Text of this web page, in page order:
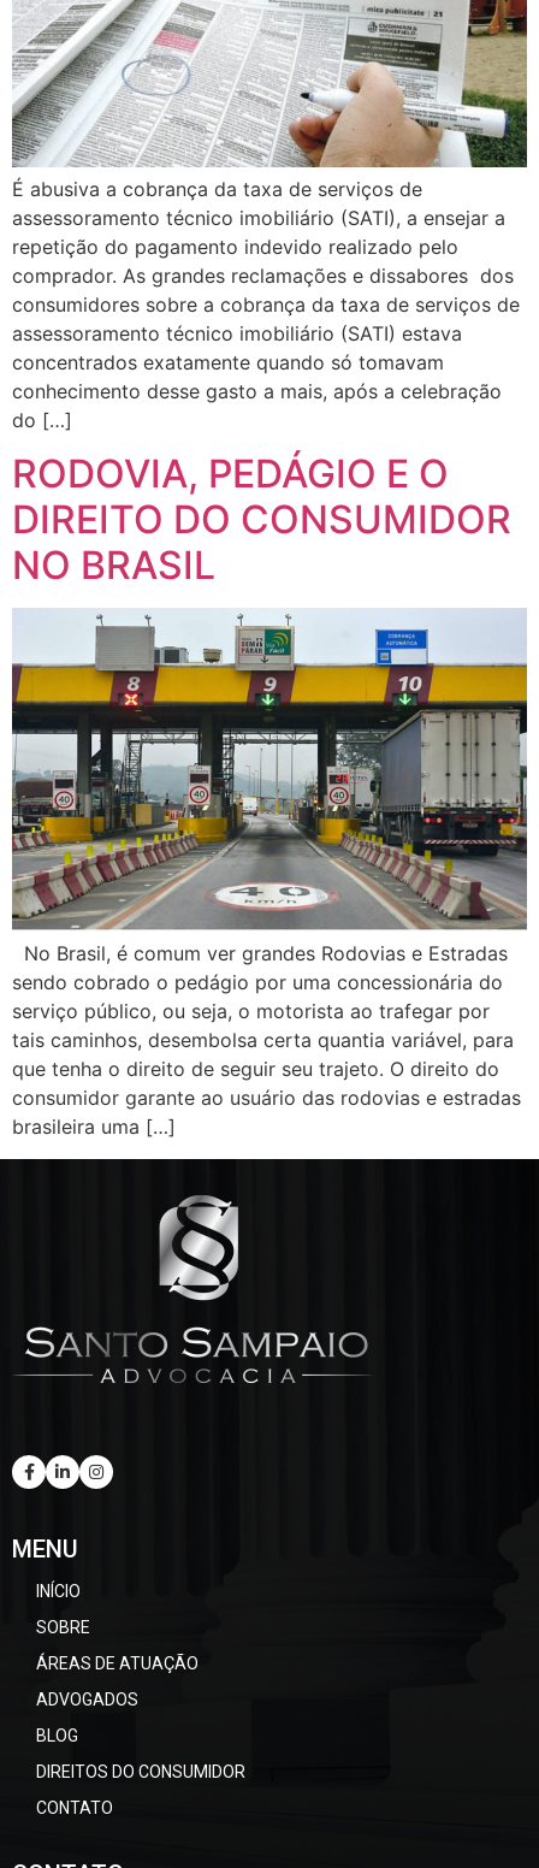
É abusiva a cobrança da taxa de serviços de
assessoramento técnico imobiliário (SATI), a ensejar a
repetição do pagamento indevido realizado pelo
comprador. As grandes reclamações e dissabores dos
consumidores sobre a cobrança da taxa de serviços de
assessoramento técnico imobiliário (SATI) estava
concentrados exatamente quando só tomavam
conhecimento desse gasto a mais, após a celebração
do […]
RODOVIA, PEDÁGIO E O
DIREITO DO CONSUMIDOR
NO BRASIL
No Brasil, é comum ver grandes Rodovias e Estradas
sendo cobrado o pedágio por uma concessionária do
serviço público, ou seja, o motorista ao trafegar por
tais caminhos, desembolsa certa quantia variável, para
que tenha o direito de seguir seu trajeto. O direito do
consumidor garante ao usuário das rodovias e estradas
brasileira uma […]
MENU
INÍCIO
SOBRE
ÁREAS DE ATUAÇÃO
ADVOGADOS
BLOG
DIREITOS DO CONSUMIDOR
CONTATO